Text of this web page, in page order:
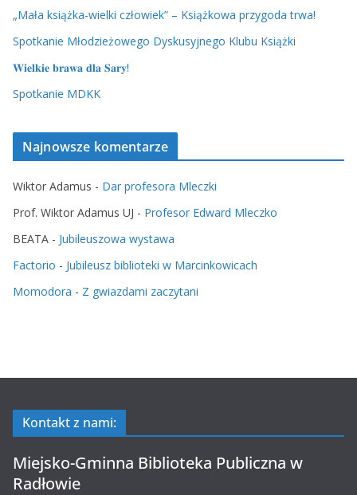
„Mała książka-wielki człowiek” – Książkowa przygoda trwa!
Spotkanie Młodzieżowego Dyskusyjnego Klubu Książki
𝐖𝐢𝐞𝐥𝐤𝐢𝐞 𝐛𝐫𝐚𝐰𝐚 𝐝𝐥𝐚 𝐒𝐚𝐫𝐲!
Spotkanie MDKK
Najnowsze komentarze
Wiktor Adamus - Dar profesora Mleczki
Prof. Wiktor Adamus UJ - Profesor Edward Mleczko
BEATA - Jubileuszowa wystawa
Factorio - Jubileusz biblioteki w Marcinkowicach
Momodora - Z gwiazdami zaczytani
Kontakt z nami:
Miejsko-Gminna Biblioteka Publiczna w
Radłowie